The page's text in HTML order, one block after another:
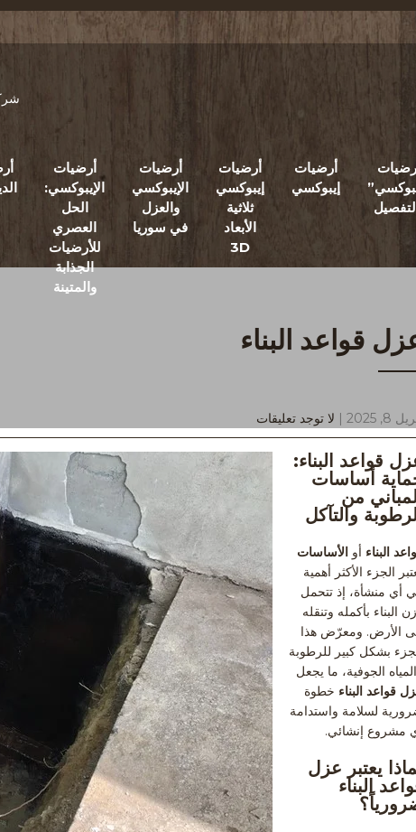
أرضيات
إيبوكسي
أرضيات
إيبوكسي
ثلاثية
الأبعاد
3D
أرضيات
الإيبوكسي
والعزل
في سوريا
أرضيات
الإيبوكسي:
الحل
العصري
للأرضيات
الجذابة
والمتينة
قواعد البناء
8, 2025
| لا توجد تعليقات
قواعد البناء:
أساسات
المباني من
الرطوبة والتآكل
البناء أو الأساسات
الجزء الأكثر أهمية
أي منشأة، إذ تتحمل
البناء بأكمله وتنقله
الأرض. ومعرّض هذا
بشكل كبير للرطوبة
الجوفية، ما يجعل
قواعد البناء خطوة
لسلامة واستدامة
مشروع إنشائي.
يعتبر عزل
البناء